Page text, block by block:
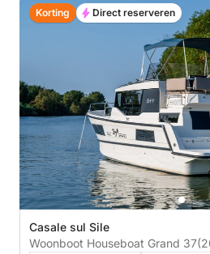
Casale sul Sile
Woonboot Houseboat Grand 37
Korting Direct reserveren